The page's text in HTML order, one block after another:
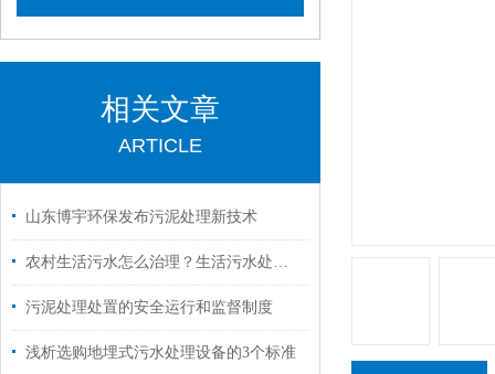
相关文章
ARTICLE
山东博宇环保发布污泥处理新技术
农村生活污水怎么治理？生活污水处理设备解决污水困扰
污泥处理处置的安全运行和监督制度
浅析选购地埋式污水处理设备的3个标准